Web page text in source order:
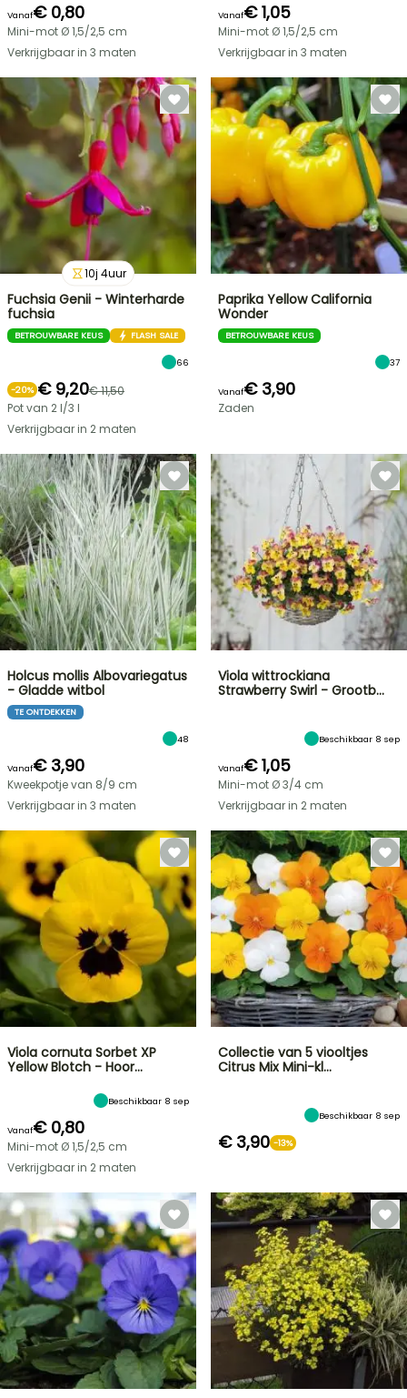
Vanaf€ 0,80
Mini-mot Ø 1,5/2,5 cm
Verkrijgbaar in 3 maten
Vanaf€ 1,05
Mini-mot Ø 1,5/2,5 cm
Verkrijgbaar in 3 maten
10j 4uur
Fuchsia Genii - Winterharde
fuchsia
BETROUWBARE KEUS FLASH SALE
66
-20% € 9,20€ 11,50
Pot van 2 l/3 l
Verkrijgbaar in 2 maten
Paprika Yellow California
Wonder
BETROUWBARE KEUS
37
Vanaf€ 3,90
Zaden
Holcus mollis Albovariegatus
- Gladde witbol
TE ONTDEKKEN
48
Vanaf€ 3,90
Kweekpotje van 8/9 cm
Verkrijgbaar in 3 maten
Viola wittrockiana
Strawberry Swirl - Grootb…
Beschikbaar 8 sep
Vanaf€ 1,05
Mini-mot Ø 3/4 cm
Verkrijgbaar in 2 maten
Viola cornuta Sorbet XP
Yellow Blotch - Hoor…
Beschikbaar 8 sep
Vanaf€ 0,80
Mini-mot Ø 1,5/2,5 cm
Verkrijgbaar in 2 maten
Collectie van 5 viooltjes
Citrus Mix Mini-kl…
Beschikbaar 8 sep
€ 3,90 -13%